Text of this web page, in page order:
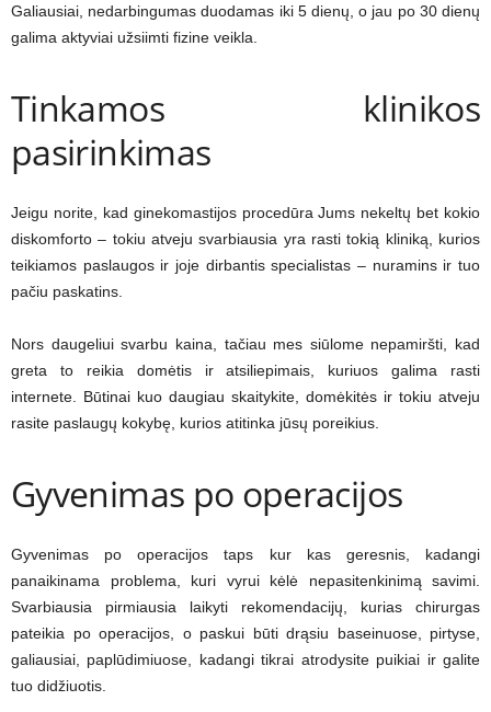
Galiausiai, nedarbingumas duodamas iki 5 dienų, o jau po 30 dienų
galima aktyviai užsiimti fizine veikla.
Tinkamos klinikos
pasirinkimas
Jeigu norite, kad ginekomastijos procedūra Jums nekeltų bet kokio
diskomforto – tokiu atveju svarbiausia yra rasti tokią kliniką, kurios
teikiamos paslaugos ir joje dirbantis specialistas – nuramins ir tuo
pačiu paskatins.
Nors daugeliui svarbu kaina, tačiau mes siūlome nepamiršti, kad
greta to reikia domėtis ir atsiliepimais, kuriuos galima rasti
internete. Būtinai kuo daugiau skaitykite, domėkitės ir tokiu atveju
rasite paslaugų kokybę, kurios atitinka jūsų poreikius.
Gyvenimas po operacijos
Gyvenimas po operacijos taps kur kas geresnis, kadangi
panaikinama problema, kuri vyrui kėlė nepasitenkinimą savimi.
Svarbiausia pirmiausia laikyti rekomendacijų, kurias chirurgas
pateikia po operacijos, o paskui būti drąsiu baseinuose, pirtyse,
galiausiai, paplūdimiuose, kadangi tikrai atrodysite puikiai ir galite
tuo didžiuotis.